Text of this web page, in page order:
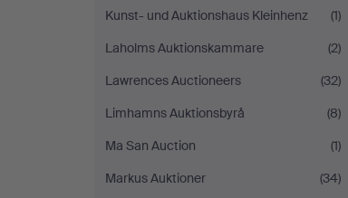
Kunst- und Auktionshaus Kleinhenz
(1)
Laholms Auktionskammare
(2)
Lawrences Auctioneers
(32)
Limhamns Auktionsbyrå
(8)
Ma San Auction
(1)
Markus Auktioner
(34)